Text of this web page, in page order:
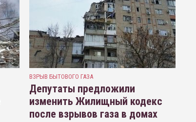
ВЗРЫВ БЫТОВОГО ГАЗА
Депутаты предложили
изменить Жилищный кодекс
после взрывов газа в домах